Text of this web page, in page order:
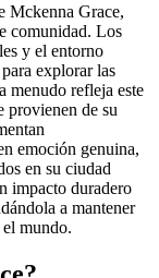
Mckenna Grace,
comunidad. Los
y el entorno
explorar las
menudo refleja este
provienen de su
emoción genuina,
en su ciudad
impacto duradero
a mantener
mundo.